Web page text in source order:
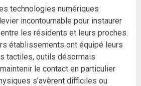
technologies numériques
incontournable pour instaurer
les résidents et leurs proches.
établissements ont équipé leurs
tactiles, outils désormais
le contact en particulier
s’avèrent difficiles ou